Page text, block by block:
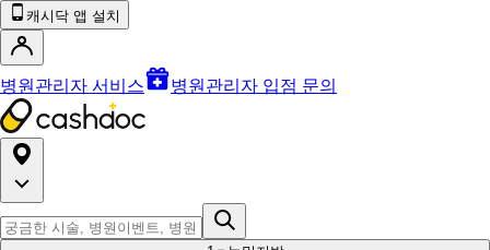
캐시닥 앱 설치
병원관리자 서비스 병원관리자 입점 문의